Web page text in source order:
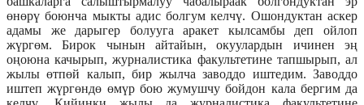
өнөрү боюнча мыкты адис болгум келчү. Ошондуктан аскер
адамы же дарыгер болууга аракет кылсамбы деп ойлоп
жүргөм. Бирок чынын айтайын, окуулардын ичинен эң
оңоюна качырып, журналистика факультетине тапшырып, ал
жылы өтпөй калып, бир жылча заводдо иштедим. Заводдо
иштеп жүргөндө өмүр бою жумушчу бойдон кала бергим да